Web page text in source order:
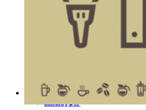
hardware
software, mobilné aplikácie
na stiahnutie
obludárium
FREE
NÁVODY
základy DTP